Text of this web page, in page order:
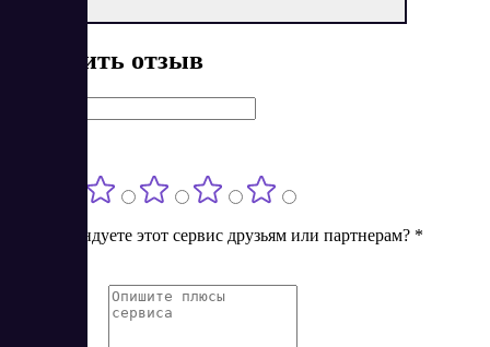
Оставить отзыв
Порекомендуете этот сервис друзьям или партнерам? *